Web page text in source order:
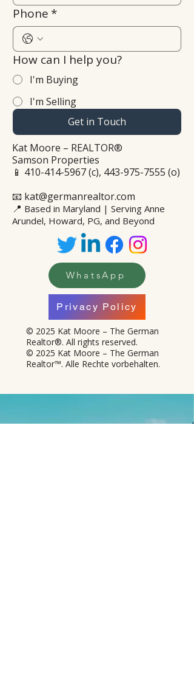
Phone *
How can I help you?
I'm Buying
I'm Selling
Get in Touch
Kat Moore – REALTOR®
Samson Properties
📱 410-414-5967(c), 443-975-7555 (o)
📧 kat@germanrealtor.com
📍 Based in Maryland | Serving Anne
Arundel, Howard, PG, and Beyond
WhatsApp
Privacy Policy
© 2025 Kat Moore – The German
Realtor®. All rights reserved.
© 2025 Kat Moore – The German
Realtor™. Alle Rechte vorbehalten.